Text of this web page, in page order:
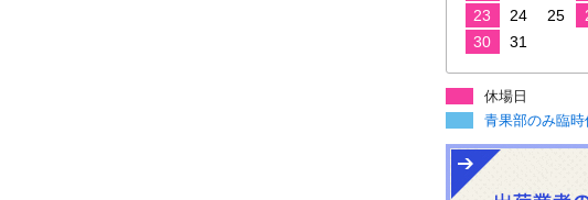
23
24 25
30
31
休場日
青果部のみ臨時